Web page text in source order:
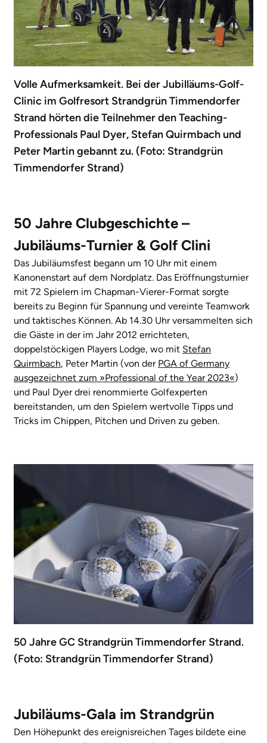
Volle Aufmerksamkeit. Bei der Jubilläums-Golf-
Clinic im Golfresort Strandgrün Timmendorfer
Strand hörten die Teilnehmer den Teaching-
Professionals Paul Dyer, Stefan Quirmbach und
Peter Martin gebannt zu. (Foto: Strandgrün
Timmendorfer Strand)
50 Jahre Clubgeschichte –
Jubiläums-Turnier & Golf Clini
Das Jubiläumsfest begann um 10 Uhr mit einem
Kanonenstart auf dem Nordplatz. Das Eröffnungsturnier
mit 72 Spielern im Chapman-Vierer-Format sorgte
bereits zu Beginn für Spannung und vereinte Teamwork
und taktisches Können. Ab 14.30 Uhr versammelten sich
die Gäste in der im Jahr 2012 errichteten,
doppelstöckigen Players Lodge, wo mit Stefan
Quirmbach, Peter Martin (von der PGA of Germany
ausgezeichnet zum »Professional of the Year 2023«)
und Paul Dyer drei renommierte Golfexperten
bereitstanden, um den Spielern wertvolle Tipps und
Tricks im Chippen, Pitchen und Driven zu geben.
50 Jahre GC Strandgrün Timmendorfer Strand.
(Foto: Strandgrün Timmendorfer Strand)
Jubiläums-Gala im Strandgrün
Den Höhepunkt des ereignisreichen Tages bildete eine